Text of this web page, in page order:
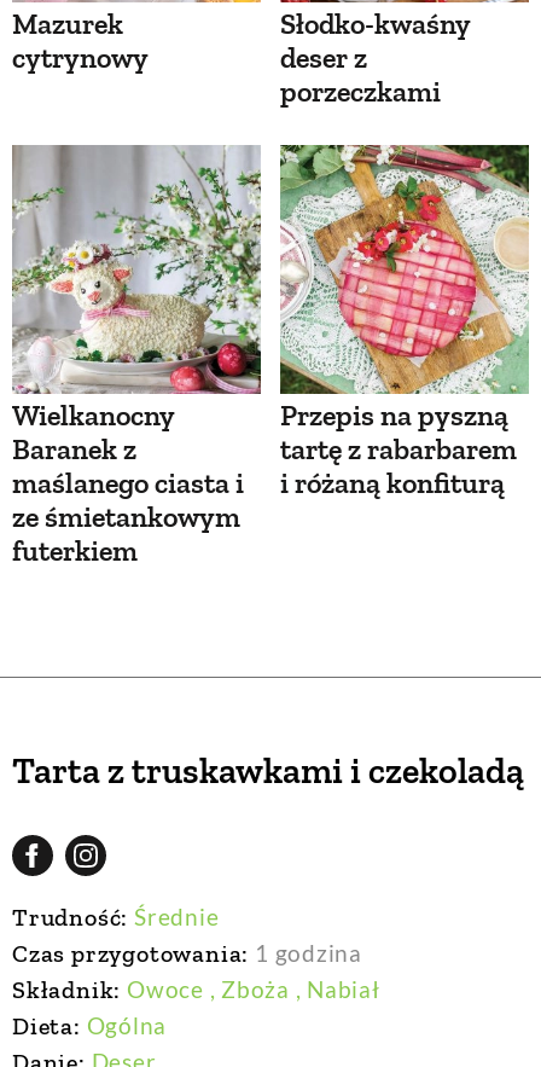
Mazurek
cytrynowy
Słodko-kwaśny
deser z
porzeczkami
Wielkanocny
Baranek z
maślanego ciasta i
ze śmietankowym
futerkiem
Przepis na pyszną
tartę z rabarbarem
i różaną konfiturą
Tarta z truskawkami i czekoladą
Trudność: Średnie
Czas przygotowania: 1 godzina
Składnik: Owoce , Zboża , Nabiał
Dieta: Ogólna